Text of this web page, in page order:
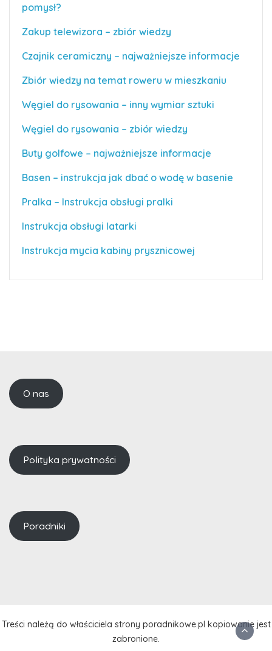
pomysł?
Zakup telewizora – zbiór wiedzy
Czajnik ceramiczny – najważniejsze informacje
Zbiór wiedzy na temat roweru w mieszkaniu
Węgiel do rysowania – inny wymiar sztuki
Węgiel do rysowania – zbiór wiedzy
Buty golfowe – najważniejsze informacje
Basen – instrukcja jak dbać o wodę w basenie
Pralka – Instrukcja obsługi pralki
Instrukcja obsługi latarki
Instrukcja mycia kabiny prysznicowej
O nas
Polityka prywatności
Poradniki
Treści należą do właściciela strony poradnikowe.pl kopiowanie jest
zabronione.